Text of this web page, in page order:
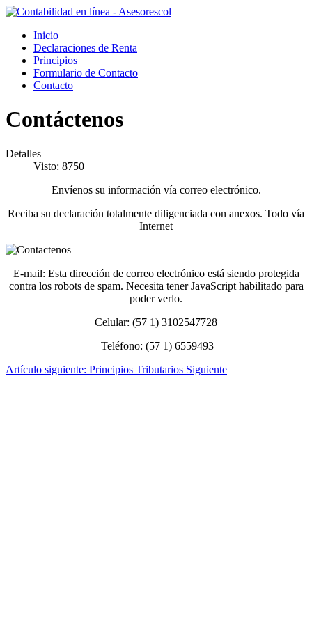
Inicio
Declaraciones de Renta
Principios
Formulario de Contacto
Contacto
Contáctenos
Detalles
Visto: 8750
Envíenos su información vía correo electrónico.
Reciba su declaración totalmente diligenciada con anexos. Todo vía
Internet
E-mail: Esta dirección de correo electrónico está siendo protegida
contra los robots de spam. Necesita tener JavaScript habilitado para
poder verlo.
Celular: (57 1) 3102547728
Teléfono: (57 1) 6559493
Artículo siguiente: Principios Tributarios Siguiente